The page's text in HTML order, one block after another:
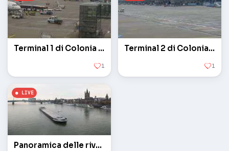
Terminal 1 di Colonia / Bonn
1
Terminal 2 di Colonia / Bonn
1
Panoramica delle rive del fiume Reno